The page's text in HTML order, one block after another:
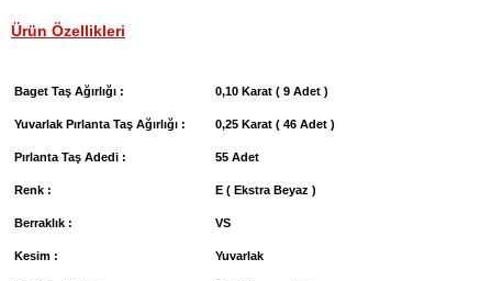
Ürün Özellikleri
Baget Taş Ağırlığı : 0,10 Karat ( 9 Adet )
Yuvarlak Pırlanta Taş Ağırlığı : 0,25 Karat ( 46 Adet )
Pırlanta Taş Adedi : 55 Adet
Renk : E ( Ekstra Beyaz )
Berraklık : VS
Kesim : Yuvarlak